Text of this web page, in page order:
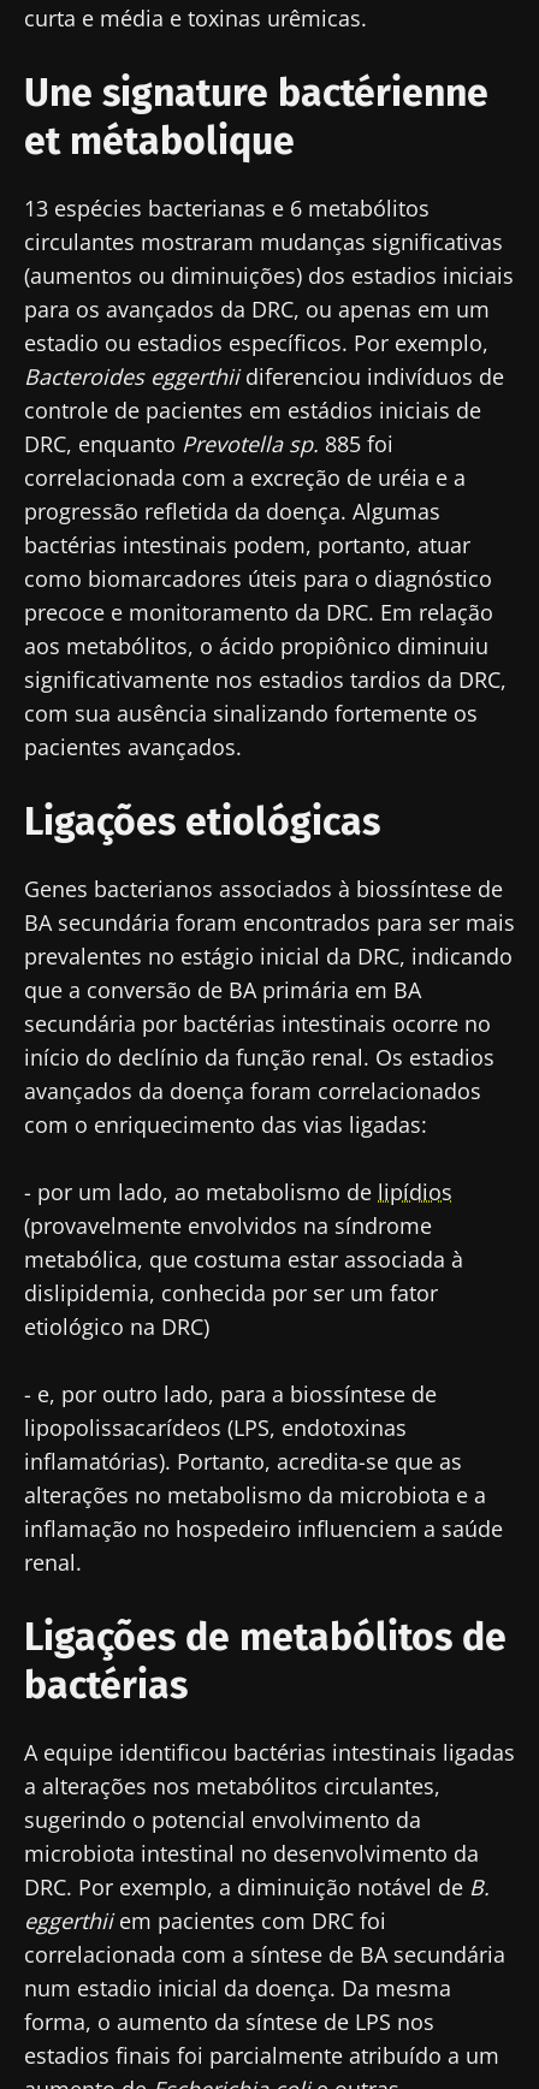
curta e média e toxinas urêmicas.
Une signature bactérienne
et métabolique
13 espécies bacterianas e 6 metabólitos
circulantes mostraram mudanças significativas
(aumentos ou diminuições) dos estadios iniciais
para os avançados da DRC, ou apenas em um
estadio ou estadios específicos. Por exemplo,
Bacteroides eggerthiidiferenciou indivíduos de
controle de pacientes em estádios iniciais de
DRC, enquanto Prevotella sp. 885 foi
correlacionada com a excreção de uréia e a
progressão refletida da doença. Algumas
bactérias intestinais podem, portanto, atuar
como biomarcadores úteis para o diagnóstico
precoce e monitoramento da DRC. Em relação
aos metabólitos, o ácido propiônico diminuiu
significativamente nos estadios tardios da DRC,
com sua ausência sinalizando fortemente os
pacientes avançados.
Ligações etiológicas
Genes bacterianos associados à biossíntese de
BA secundária foram encontrados para ser mais
prevalentes no estágio inicial da DRC, indicando
que a conversão de BA primária em BA
secundária por bactérias intestinais ocorre no
início do declínio da função renal. Os estadios
avançados da doença foram correlacionados
com o enriquecimento das vias ligadas:
- por um lado, ao metabolismo de lipídios
(provavelmente envolvidos na síndrome
metabólica, que costuma estar associada à
dislipidemia, conhecida por ser um fator
etiológico na DRC)
- e, por outro lado, para a biossíntese de
lipopolissacarídeos (LPS, endotoxinas
inflamatórias). Portanto, acredita-se que as
alterações no metabolismo da microbiota e a
inflamação no hospedeiro influenciem a saúde
renal.
Ligações de metabólitos de
bactérias
A equipe identificou bactérias intestinais ligadas
a alterações nos metabólitos circulantes,
sugerindo o potencial envolvimento da
microbiota intestinal no desenvolvimento da
DRC. Por exemplo, a diminuição notável de B.
eggerthiiem pacientes com DRC foi
correlacionada com a síntese de BA secundária
num estadio inicial da doença. Da mesma
forma, o aumento da síntese de LPS nos
estadios finais foi parcialmente atribuído a um
Redirecionamento
Mantenha-se
informado
Junte-se à comunidade de profissionais de
saúde e investigadores da Microbiota e
receba o "Microbiota Digest" e o "HCP
Magazine" para se manter atualizado com as
últimas notícias sobre a microbiota.
Junte-se à comunidade de profissionais de
saúde e investigadores da Microbiota e
Magazine" para se manter atualizado com as
últimas notícias sobre a microbiota.
Gostaria de me inscrever para receber mais
informações sobre a Biocodex
Eu li e aceito ascondições gerais de utilização
e a política de privacidadedo Biocodex